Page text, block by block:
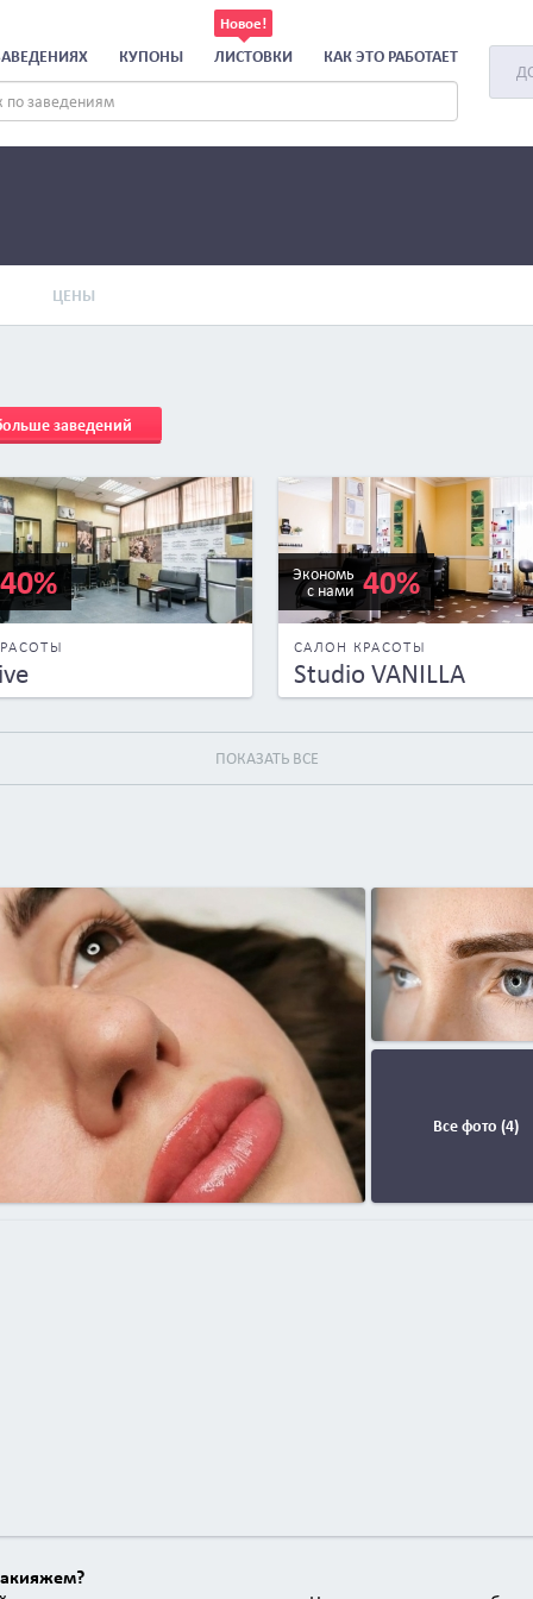
КУПОНЫ ЛИСТОВКИ КАК ЭТО РАБОТАЕТ
ЦЕНЫ
заведений
40%
Экономь
с нами 40%
САЛОН КРАСОТЫ
Studio VANILLA
ПОКАЗАТЬ ВСЕ
Все фото (4)